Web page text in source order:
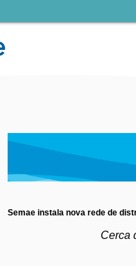
Semae instala nova rede de
Cerca